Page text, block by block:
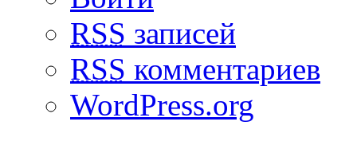
RSS записей
RSS комментариев
WordPress.org